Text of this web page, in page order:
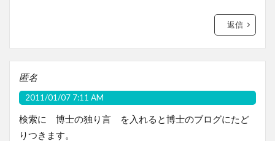
返信
匿名
2011/01/07 7:11 AM
検索に 博士の独り言 を入れると博士のブログにたど
りつきます。